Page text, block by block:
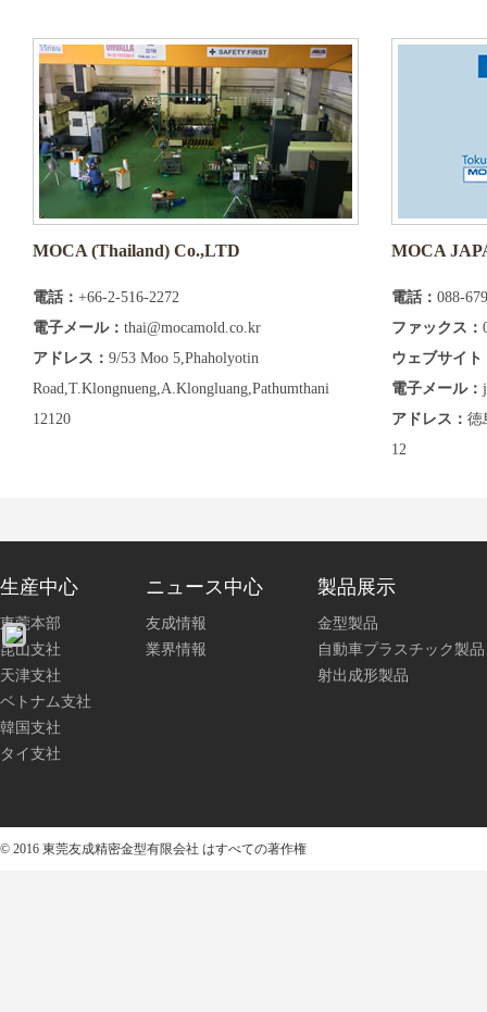
MOCA (Thailand) Co.,LTD
電話： +66-2-516-2272
電子メール： thai@mocamold.co.kr
アドレス： 9/53 Moo 5,Phaholyotin
Road,T.Klongnueng,A.Klongluang,Pathumthani
12120
MOCA
電話： 088-
ファックス：
ウェブサイト
電子メール：
アドレス： 徳
12
生産中心
東莞本部
昆山支社
天津支社
ベトナム支社
韓国支社
タイ支社
ニュース中心
友成情報
業界情報
製品展示
金型製品
自動車プラスチック製品
射出成形製品
© 2016 東莞友成精密金型有限会社 はすべての著作権